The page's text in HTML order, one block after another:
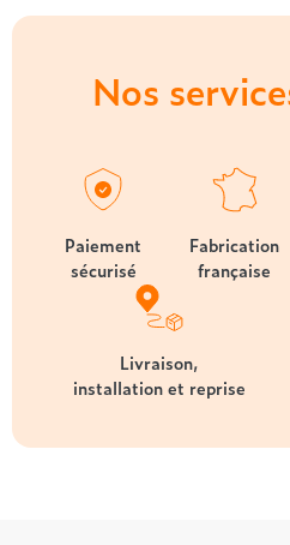
Nos
Paiement
sécurisé
Fabrication
française
Livraison,
installation et reprise